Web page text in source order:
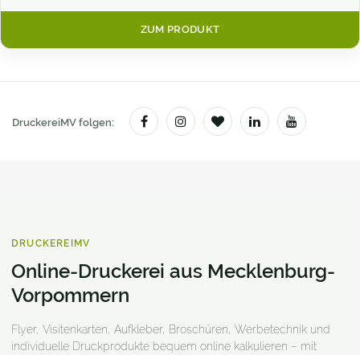
ZUM PRODUKT
DruckereiMV folgen:
DRUCKEREIMV
Online-Druckerei aus Mecklenburg-
Vorpommern
Flyer, Visitenkarten, Aufkleber, Broschüren, Werbetechnik und
individuelle Druckprodukte bequem online kalkulieren – mit